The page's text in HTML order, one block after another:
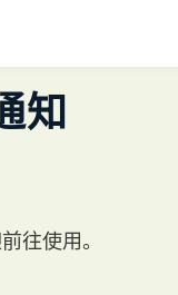
知
往使用。